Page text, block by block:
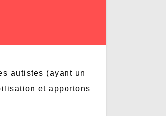
autistes (ayant un
et apportons